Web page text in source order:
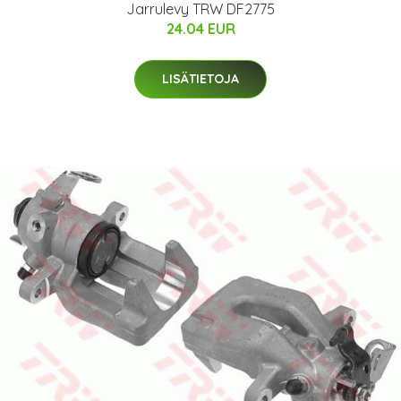
Jarrulevy TRW DF2775
24.04 EUR
LISÄTIETOJA